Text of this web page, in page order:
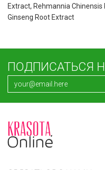
Extract, Rehmannia
Ginseng Root Extract
ПОДПИСАТЬСЯ